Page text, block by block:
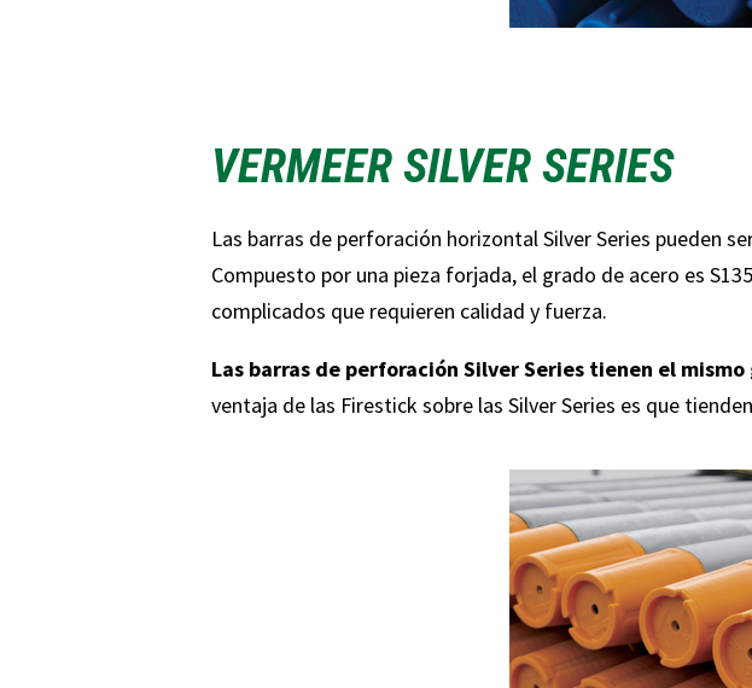
VERMEER SILVER SERIES
Las barras de perforación horizontal Silver Series pueden
Compuesto por una pieza forjada, el grado de acero es
complicados que requieren calidad y fuerza.
Las barras de perforación Silver Series tienen el
ventaja de las Firestick sobre las Silver Series es que